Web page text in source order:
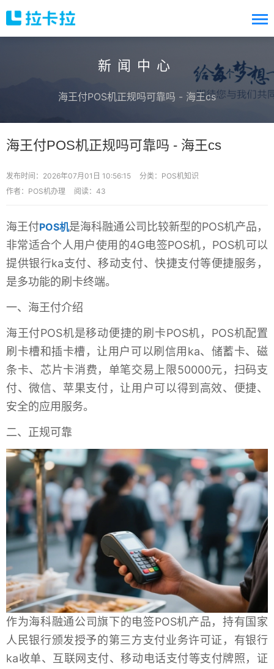
新闻中心
海王付POS机正规吗可靠吗 - 海王cs
海王付POS机正规吗可靠吗 - 海王cs
发布时间：2026年07月01日 10:56:15 分类： POS机知识
作者：POS机办理
阅读：43
海王付POS机是海科融通公司比较新型的POS机产品，
非常适合个人用户使用的4G电签POS机，POS机可以
提供银行ka支付、移动支付、快捷支付等便捷服务，
是多功能的刷卡终端。
一、海王付介绍
海王付POS机是移动便捷的刷卡POS机，POS机配置
刷卡槽和插卡槽，让用户可以刷信用ka、储蓄卡、磁
条卡、芯片卡消费，单笔交易上限50000元，扫码支
付、微信、苹果支付，让用户可以得到高效、便捷、
安全的应用服务。
二、正规可靠
作为海科融通公司旗下的电签POS机产品，持有国家
人民银行颁发授予的第三方支付业务许可证，有银行
ka收单、互联网支付、移动电话支付等支付牌照，证